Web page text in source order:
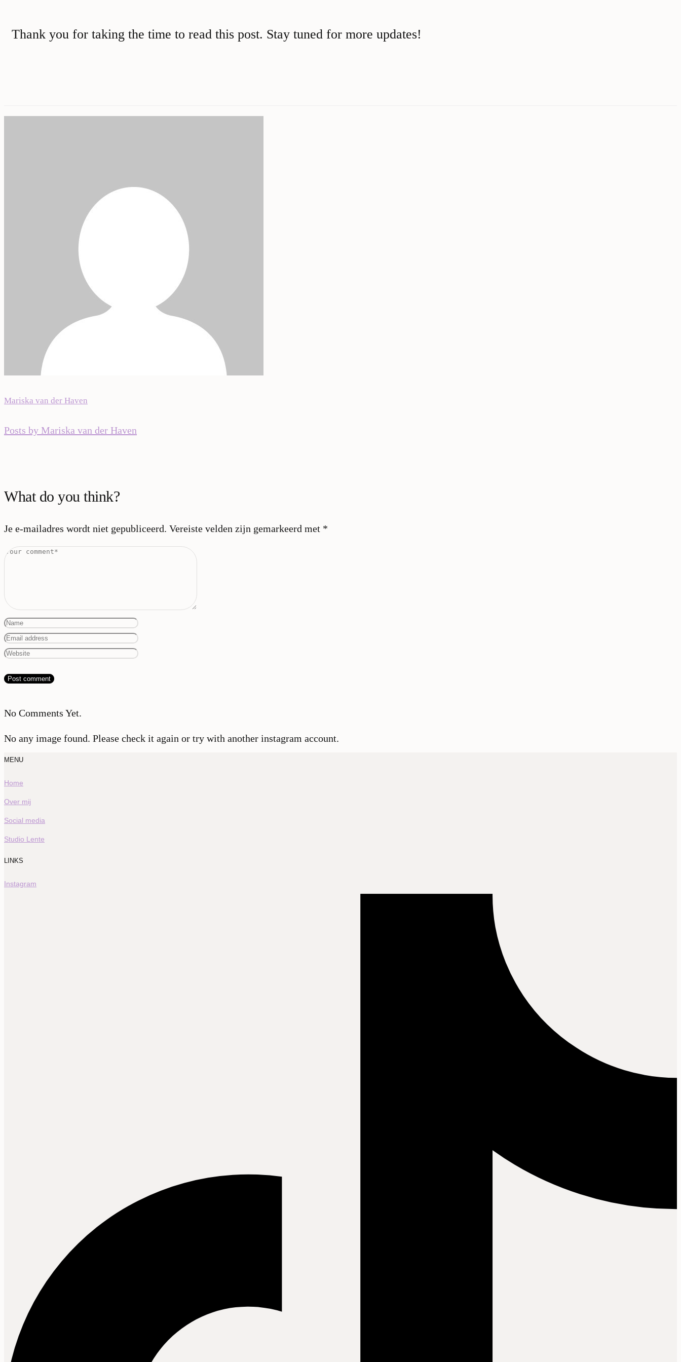
Thank you for taking the time to read this post. Stay tuned for more updates!
Mariska van der Haven
Posts by Mariska van der Haven
What do you think?
Je e-mailadres wordt niet gepubliceerd. Vereiste velden zijn gemarkeerd met *
No Comments Yet.
No any image found. Please check it again or try with another instagram account.
MENU
Home
Over mij
Social media
Studio Lente
LINKS
Instagram